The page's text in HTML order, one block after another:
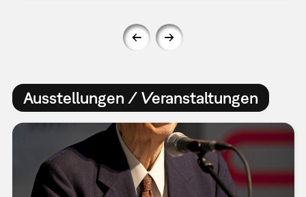
Ausstellungen / Veranstaltungen